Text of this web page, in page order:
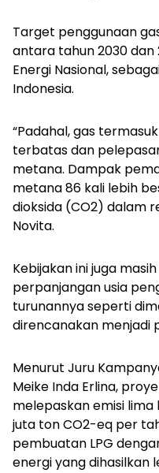
Target penggunaan
antara tahun 2030 dan
Energi Nasional,
Indonesia.
“Padahal, gas
terbatas dan
metana. Dampak
metana 86 kali lebih
dioksida (CO2) dalam
Novita.
Kebijakan ini juga
perpanjangan usia
turunannya seperti
direncanakan menjadi
Menurut Juru
Meike Inda Erlina,
melepaskan emisi lima
juta ton CO2-eq per
pembuatan LPG
energi yang dihasilkan